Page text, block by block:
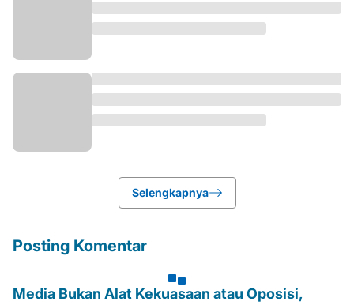
Selengkapnya
Posting Komentar
Media Bukan Alat Kekuasaan atau Oposisi,